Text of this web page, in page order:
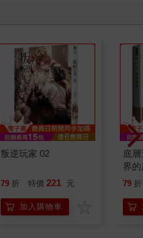
叛逆玩家 02
79 折 特價 221 元
加入購物車
底
界
79 折